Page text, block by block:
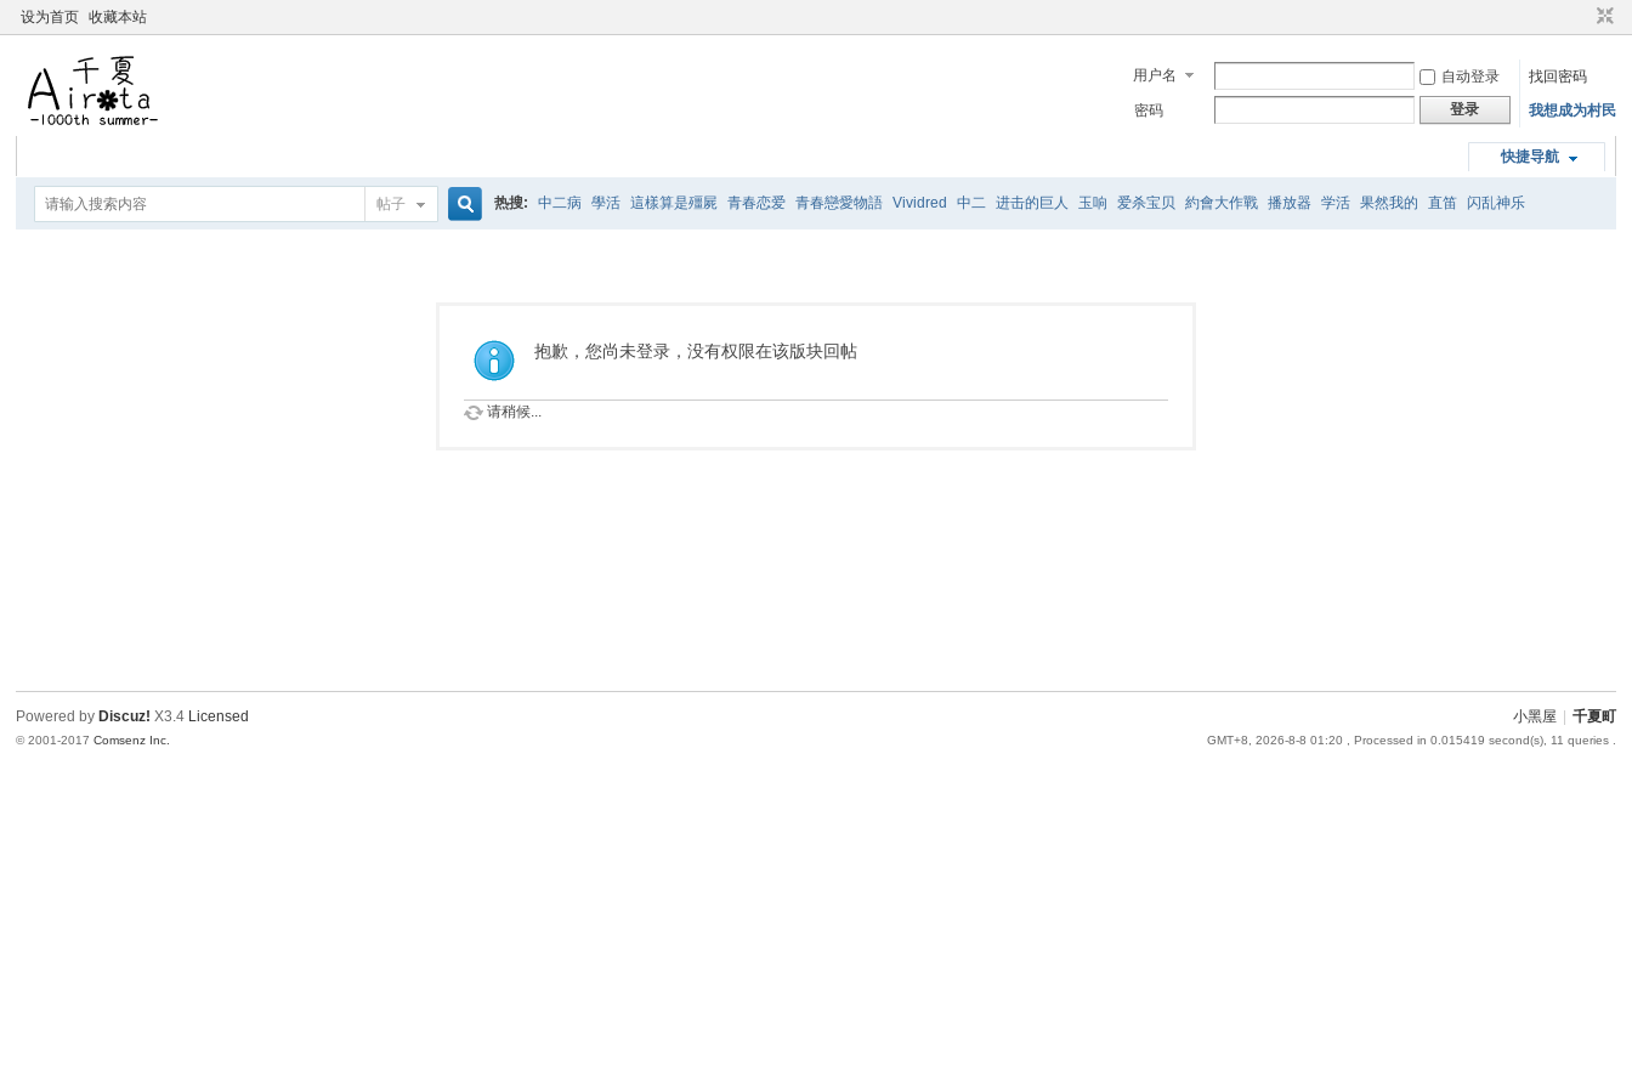
设为首页 收藏本站
用户名 自动登录
找回密码
密码
登录 我想成为村民
快捷导航
帖子 热搜: 中二病 學活 這樣算是殭屍 青春恋爱 青春戀愛物語 Vividred 中二 进击的巨人 玉响 爱杀宝贝 約會大作戰 播放器 学活 果然我的 直笛 闪乱神乐
抱歉，您尚未登录，没有权限在该版块回帖
请稍候...
小黑屋 千夏町
GMT+8, 2026-8-8 01:20 , Processed in 0.015419 second(s), 11 queries .
Powered by Discuz! X3.4 Licensed
© 2001-2017Comsenz Inc.